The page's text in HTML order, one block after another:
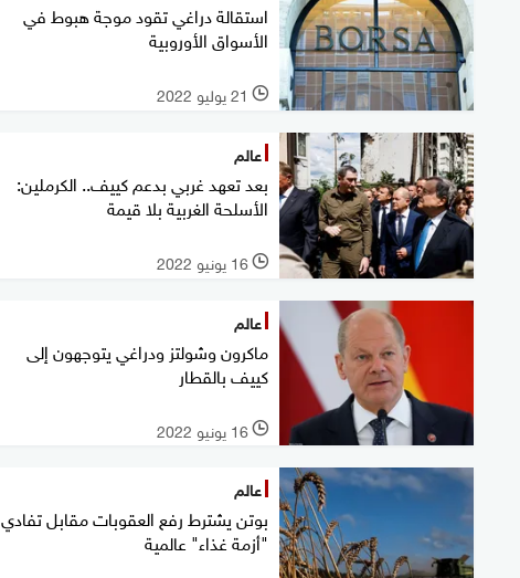
استقالة دراغي تقود موجة هبوط في
الأسواق الأوروبية
l 21 يوليو 2022
عالم
بعد تعهد غربي بدعم كييف.. الكرملين:
الأسلحة الغربية بلا قيمة
l 16 يونيو 2022
عالم
ماكرون وشولتز ودراغي يتوجهون إلى
كييف بالقطار
l 16 يونيو 2022
عالم
بوتن يشترط رفع العقوبات مقابل تفادي
"أزمة غذاء" عالمية